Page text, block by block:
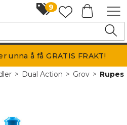
9
unna å få GRATIS FRAKT!
> Dual Action>Grov>Rupes